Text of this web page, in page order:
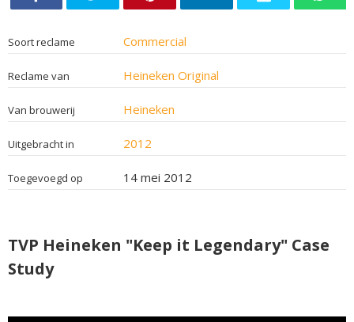
Soort reclame Commercial
Reclame van Heineken Original
Van brouwerij Heineken
Uitgebracht in 2012
Toegevoegd op 14 mei 2012
TVP Heineken "Keep it Legendary" Case
Study